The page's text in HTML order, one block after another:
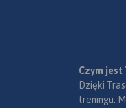
Czym jest
Dzięki
treningu.